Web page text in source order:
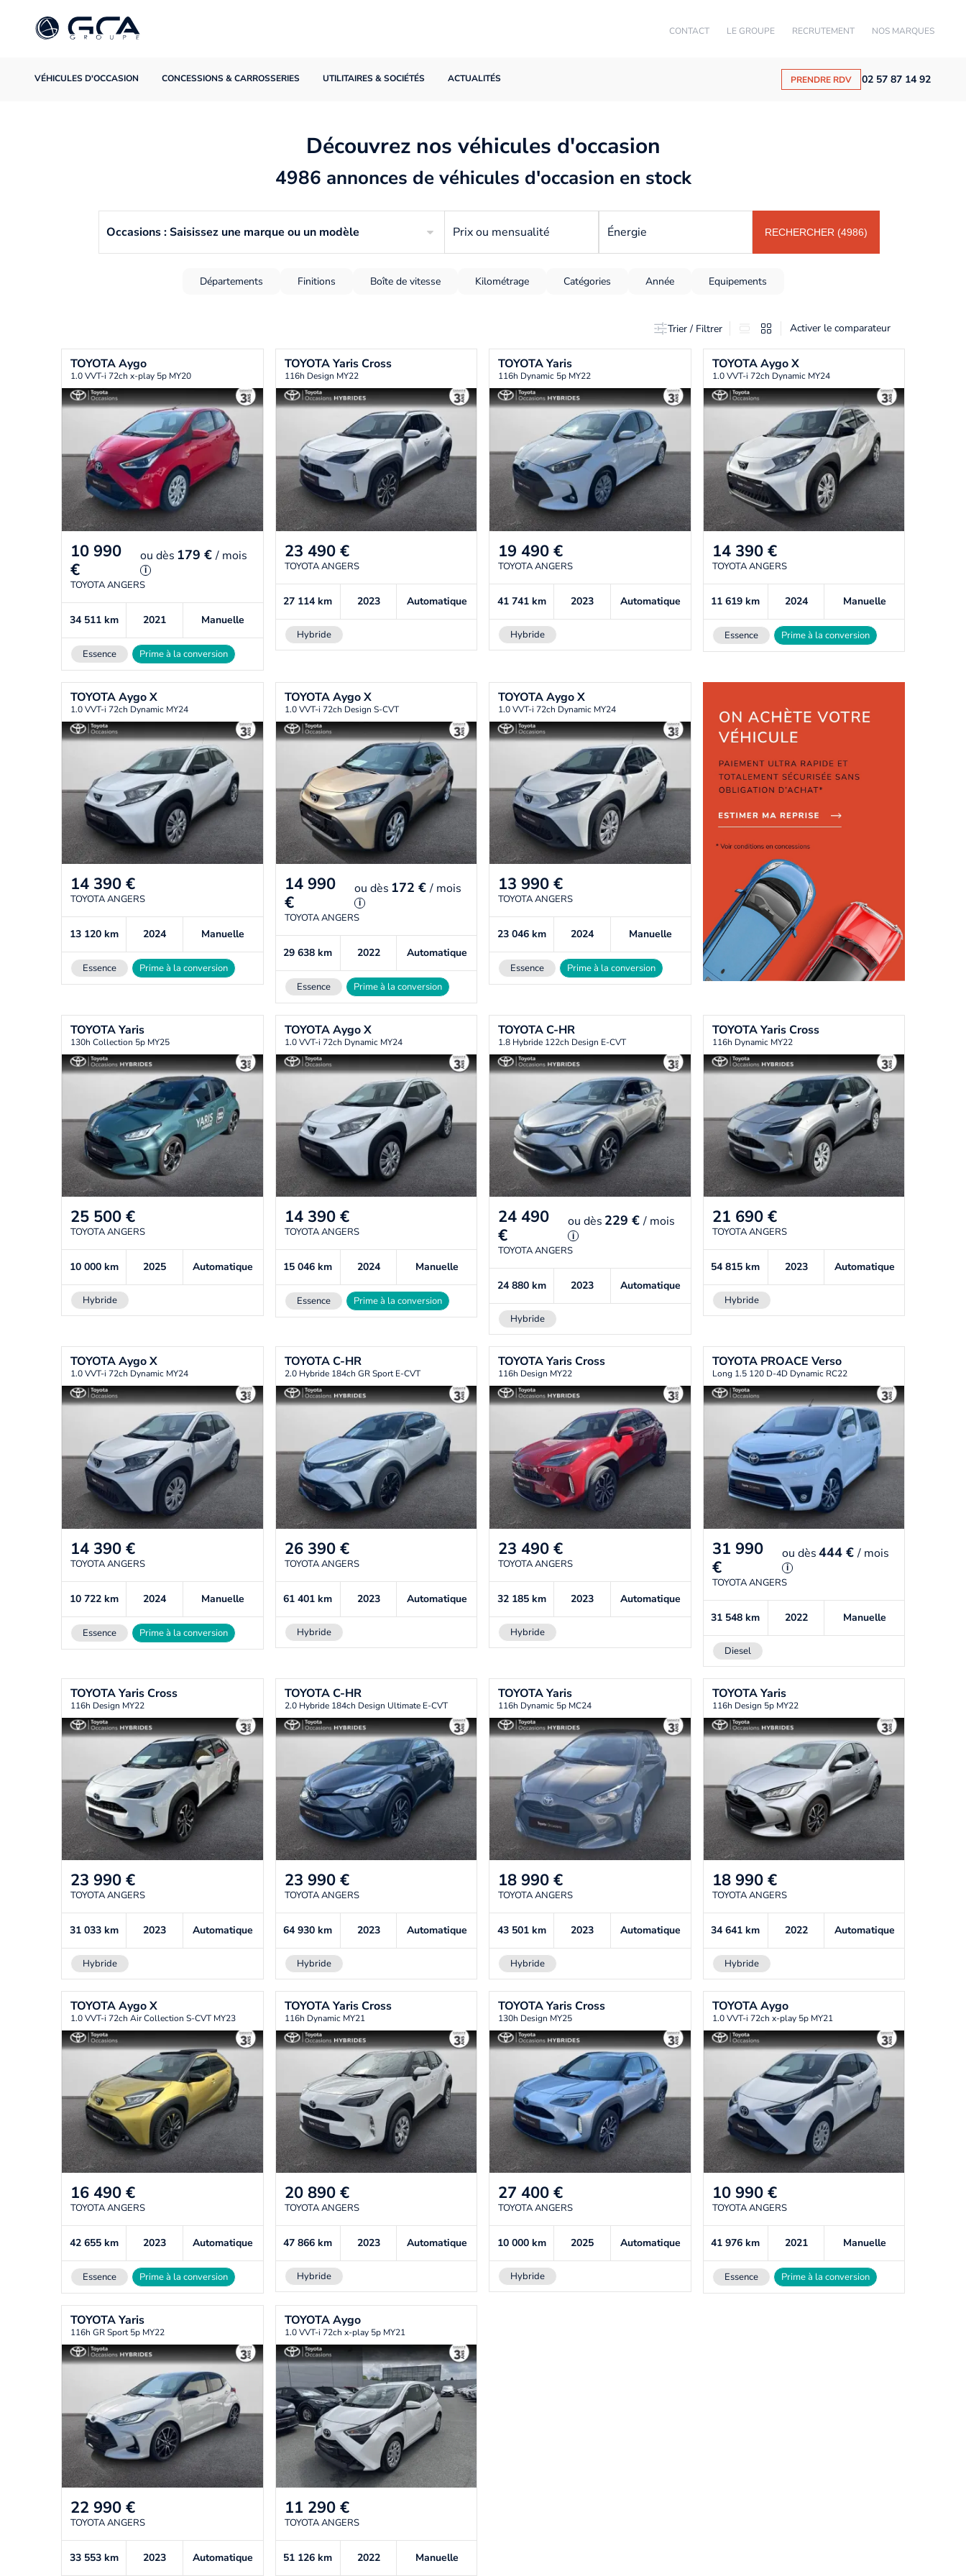
CONTACT LE GROUPE RECRUTEMENT NOS MARQUES
VÉHICULES D'OCCASION CONCESSIONS & CARROSSERIES UTILITAIRES & SOCIÉTÉS ACTUALITÉS PRENDRE RDV 02 57 87 14 92
Découvrez nos véhicules d'occasion
4986 annonces de véhicules d'occasion en stock
Occasions : Saisissez une marque ou un modèle Prix ou mensualité Énergie RECHERCHER (4986)
Départements Finitions Boîte de vitesse Kilométrage Catégories Année Equipements
Trier / Filtrer Activer le comparateur
TOYOTAAygo
1.0 VVT-i 72ch x-play 5p MY20
10 990
€
oudès 179 €/ mois
i
TOYOTA ANGERS
34 511 km 2021 Manuelle
Essence Prime à la conversion
TOYOTAYaris Cross
116h Design MY22
23 490 €
TOYOTA ANGERS
27 114km 2023 Automatique
Hybride
TOYOTAYaris
116h Dynamic 5p MY22
19 490 €
TOYOTA ANGERS
41 741 km 2023 Automatique
Hybride
TOYOTAAygo X
1.0 VVT-i 72ch Dynamic MY24
14 390 €
TOYOTA ANGERS
11 619km 2024 Manuelle
Essence Prime à la conversion
TOYOTAAygo X
1.0 VVT-i 72ch Dynamic MY24
14 390 €
TOYOTA ANGERS
13 120 km 2024 Manuelle
Essence Prime à la conversion
TOYOTAAygo X
1.0 VVT-i 72ch Design S-CVT
14 990
€
ou dès 172 €/ mois
i
TOYOTA ANGERS
29 638km 2022 Automatique
Essence Prime à la conversion
TOYOTAAygo X
1.0 VVT-i 72ch Dynamic MY24
13 990 €
TOYOTA ANGERS
23 046 km 2024 Manuelle
Essence Prime à la conversion
TOYOTAYaris
130h Collection 5p MY25
25 500 €
TOYOTA ANGERS
10 000 km 2025 Automatique
Hybride
TOYOTAAygo X
1.0 VVT-i 72ch Dynamic MY24
14 390 €
TOYOTA ANGERS
15 046km 2024 Manuelle
Essence Prime à la conversion
TOYOTAC-HR
1.8 Hybride 122ch Design E-CVT
24 490
€
oudès 229 €/ mois
i
TOYOTA ANGERS
24 880 km 2023 Automatique
Hybride
TOYOTAYaris Cross
116h Dynamic MY22
21 690 €
TOYOTA ANGERS
54 815km 2023 Automatique
Hybride
TOYOTAAygo X
1.0 VVT-i 72ch Dynamic MY24
14 390 €
TOYOTA ANGERS
10 722 km 2024 Manuelle
Essence Prime à la conversion
TOYOTAC-HR
2.0 Hybride 184ch GR Sport E-CVT
26 390 €
TOYOTA ANGERS
61 401km 2023 Automatique
Hybride
TOYOTAYaris Cross
116h Design MY22
23 490 €
TOYOTA ANGERS
32 185 km 2023 Automatique
Hybride
TOYOTA PROACE Verso
Long 1.5 120 D-4D Dynamic RC22
31 990
€
ou dès444 € / mois
i
TOYOTA ANGERS
31 548km 2022 Manuelle
Diesel
TOYOTAYaris Cross
116h Design MY22
23 990 €
TOYOTA ANGERS
31 033 km 2023 Automatique
Hybride
TOYOTAC-HR
2.0 Hybride 184ch Design Ultimate E-CVT
23 990 €
TOYOTA ANGERS
64 930km 2023 Automatique
Hybride
TOYOTAYaris
116h Dynamic 5p MC24
18 990 €
TOYOTA ANGERS
43 501 km 2023 Automatique
Hybride
TOYOTAYaris
116h Design 5p MY22
18 990 €
TOYOTA ANGERS
34 641km 2022 Automatique
Hybride
TOYOTAAygo X
1.0 VVT-i 72ch Air Collection S-CVT MY23
16 490 €
TOYOTA ANGERS
42 655 km 2023 Automatique
Essence Prime à la conversion
TOYOTAYaris Cross
116h Dynamic MY21
20 890 €
TOYOTA ANGERS
47 866km 2023 Automatique
Hybride
TOYOTAYaris Cross
130h Design MY25
27 400 €
TOYOTA ANGERS
10 000 km 2025 Automatique
Hybride
TOYOTAAygo
1.0 VVT-i 72ch x-play 5p MY21
10 990 €
TOYOTA ANGERS
41 976km 2021 Manuelle
Essence Prime à la conversion
TOYOTAYaris
116h GR Sport 5p MY22
22 990 €
TOYOTA ANGERS
33 553 km 2023 Automatique
TOYOTAAygo
1.0 VVT-i 72ch x-play 5p MY21
11 290 €
TOYOTA ANGERS
51 126km 2022 Manuelle